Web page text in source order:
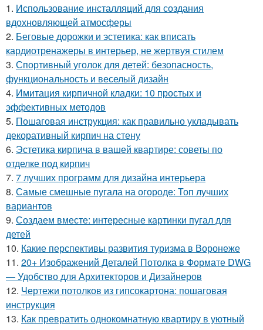
1. Использование инсталляций для создания
вдохновляющей атмосферы
2. Беговые дорожки и эстетика: как вписать
кардиотренажеры в интерьер, не жертвуя стилем
3. Спортивный уголок для детей: безопасность,
функциональность и веселый дизайн
4. Имитация кирпичной кладки: 10 простых и
эффективных методов
5. Пошаговая инструкция: как правильно укладывать
декоративный кирпич на стену
6. Эстетика кирпича в вашей квартире: советы по
отделке под кирпич
7. 7 лучших программ для дизайна интерьера
8. Самые смешные пугала на огороде: Топ лучших
вариантов
9. Создаем вместе: интересные картинки пугал для
детей
10. Какие перспективы развития туризма в Воронеже
11. 20+ Изображений Деталей Потолка в Формате DWG
— Удобство для Архитекторов и Дизайнеров
12. Чертежи потолков из гипсокартона: пошаговая
инструкция
13. Как превратить однокомнатную квартиру в уютный